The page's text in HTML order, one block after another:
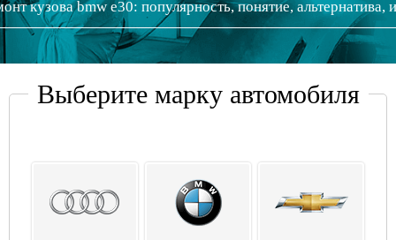
кузова bmw e30: популярность, понятие, альтернатива,
Выберите марку автомобиля